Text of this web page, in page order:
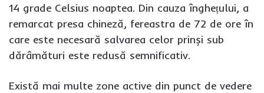
14 grade Celsius noaptea. Din cauza înghețului, a
remarcat presa chineză, fereastra de 72 de ore în
care este necesară salvarea celor prinși sub
dărâmături este redusă semnificativ.
Există mai multe zone active din punct de vedere